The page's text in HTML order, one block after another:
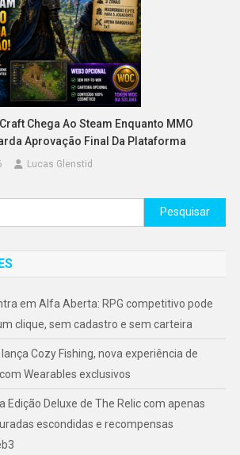
Chega Ao Steam Enquanto MMO
Aprovação Final Da Plataforma
Lucas Glenstid
Pesquisar
por:
em Alfa Aberta: RPG competitivo pode
clique, sem cadastro e sem carteira
Cozy Fishing, nova experiência de
Wearables exclusivos
Edição Deluxe de The Relic com apenas
escondidas e recompensas